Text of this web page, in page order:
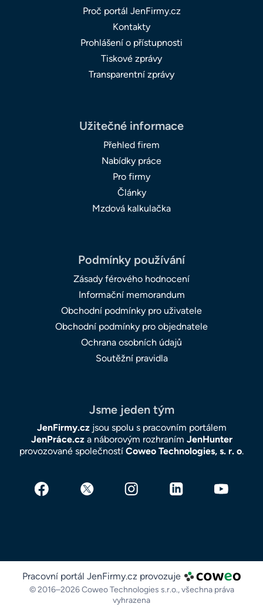
Proč portál JenFirmy.cz
Kontakty
Prohlášení o přístupnosti
Tiskové zprávy
Transparentní zprávy
Užitečné informace
Přehled firem
Nabídky práce
Pro firmy
Články
Mzdová kalkulačka
Podmínky používání
Zásady férového hodnocení
Informační memorandum
Obchodní podmínky pro uživatele
Obchodní podmínky pro objednatele
Ochrana osobních údajů
Soutěžní pravidla
Jsme jeden tým
JenFirmy.czjsou spolu s pracovním portálem
JenPráce.cza náborovým rozhraním JenHunter
provozované společností Coweo Technologies, s. r. o.
Pracovní portál JenFirmy.cz provozuje
© 2016–2026 Coweo Technologies s.r.o.,všechna práva
vyhrazena